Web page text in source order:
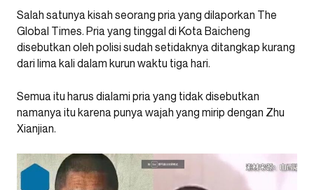
Salah satunya kisah seorang pria yang dilaporkan The
Global Times. Pria yang tinggal di Kota Baicheng
disebutkan oleh polisi sudah setidaknya ditangkap kurang
dari lima kali dalam kurun waktu tiga hari.
Semua itu harus dialami pria yang tidak disebutkan
namanya itu karena punya wajah yang mirip dengan Zhu
Xianjian.